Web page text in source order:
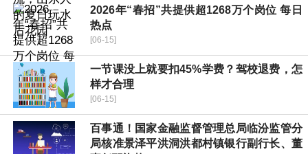
2026年“春招”共提供超1268万个岗位 每日
热点
[06-15]
一节课没上就要扣45%学费？驾校退费，怎
样才合理
[06-15]
百事通！国家金融监督管理总局临汾监管分
局核准景泽平洪洞洪都村镇银行副行长、董